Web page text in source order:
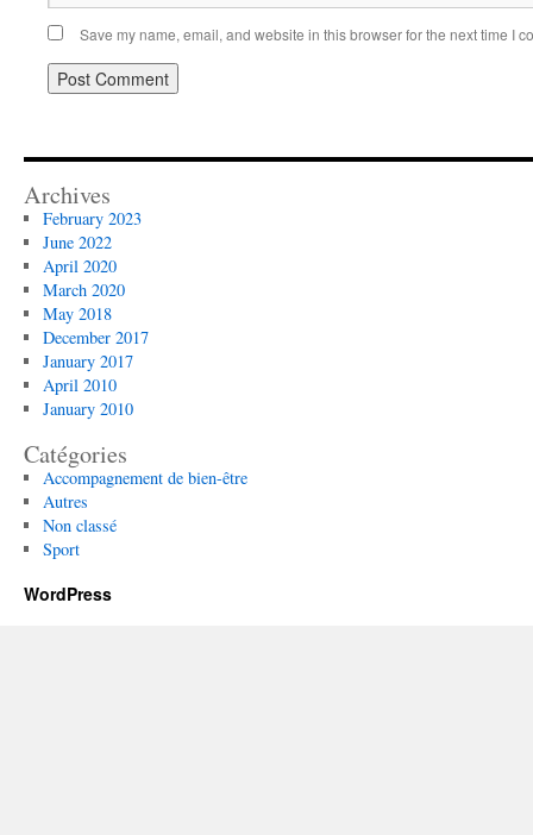
Save my name, email, and website in this browser for the next time I
Archives
February 2023
June 2022
April 2020
March 2020
May 2018
December 2017
January 2017
April 2010
January 2010
Catégories
Accompagnement de bien-être
Autres
Non classé
Sport
WordPress